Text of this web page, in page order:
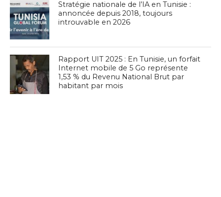
Stratégie nationale de l’IA en Tunisie :
annoncée depuis 2018, toujours
introuvable en 2026
Rapport UIT 2025 : En Tunisie, un forfait
Internet mobile de 5 Go représente
1,53 % du Revenu National Brut par
habitant par mois